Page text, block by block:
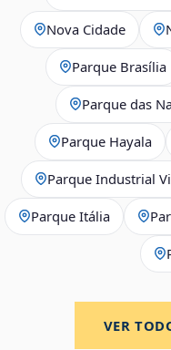
Nova Cidade
Parque Brasília
Parque das
Parque Hayala
Parque Industrial
Parque Itália
VER